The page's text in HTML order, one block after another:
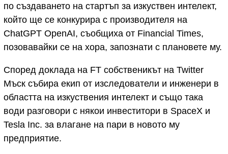
по създаването на стартъп за изкуствен интелект,
който ще се конкурира с производителя на
ChatGPT OpenAI, съобщиха от Financial Times,
позовавайки се на хора, запознати с плановете му.
Според доклада на FT собственикът на Twitter
Мъск събира екип от изследователи и инженери в
областта на изкуствения интелект и също така
води разговори с някои инвеститори в SpaceX и
Tesla Inc. за влагане на пари в новото му
предприятие.